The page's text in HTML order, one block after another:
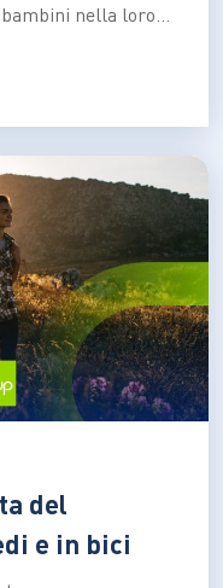
nella loro
sostenibilità e
apertura
all’aria aperta, non…
del
e in bici